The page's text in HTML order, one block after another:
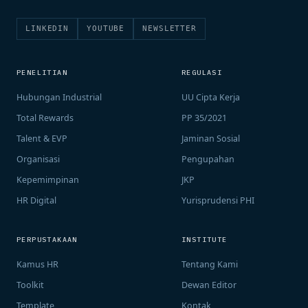
LINKEDIN YOUTUBE NEWSLETTER
PENELITIAN
Hubungan Industrial
Total Rewards
Talent & EVP
Organisasi
Kepemimpinan
HR Digital
REGULASI
UU Cipta Kerja
PP 35/2021
Jaminan Sosial
Pengupahan
JKP
Yurisprudensi PHI
PERPUSTAKAAN
Kamus HR
Toolkit
Template
INSTITUTE
Tentang Kami
Dewan Editor
Kontak